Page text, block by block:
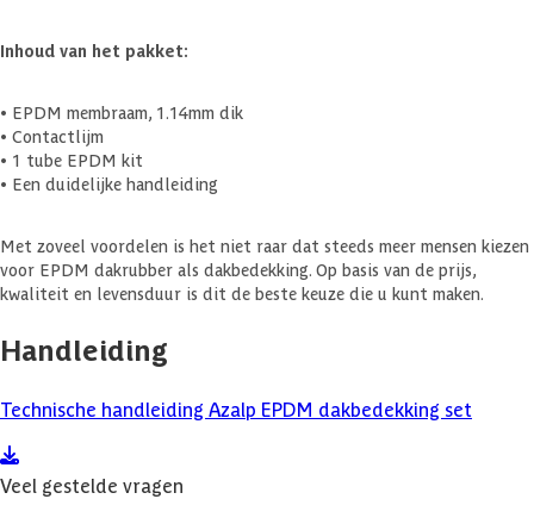
Inhoud van het pakket:
• EPDM membraam, 1.14mm dik
• Contactlijm
• 1 tube EPDM kit
• Een duidelijke handleiding
Met zoveel voordelen is het niet raar dat steeds meer mensen kiezen
voor EPDM dakrubber als dakbedekking. Op basis van de prijs,
kwaliteit en levensduur is dit de beste keuze die u kunt maken.
Handleiding
Technische handleiding Azalp EPDM dakbedekking set
Veel gestelde vragen